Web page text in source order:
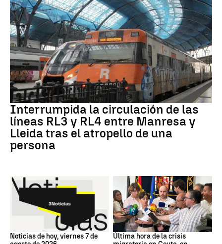
RODALÍES
Interrumpida la circulación de las
líneas RL3 y RL4 entre Manresa y
Lleida tras el atropello de una
persona
Noticias de hoy, viernes 7 de
Crisis migratoria
Última hora de la crisis